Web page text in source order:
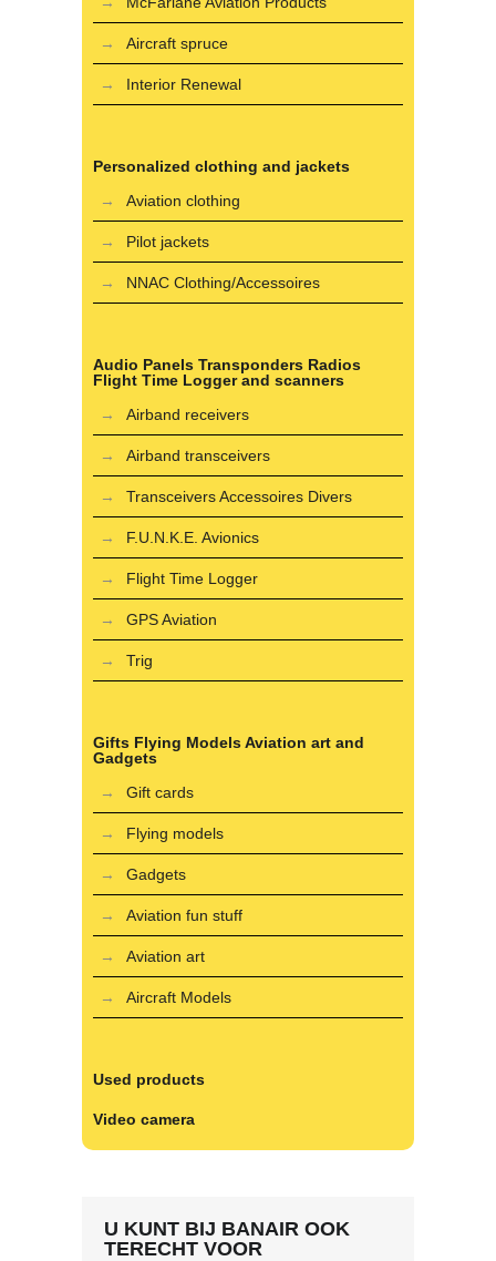
Aircraft spruce
Interior Renewal
Personalized clothing and jackets
Aviation clothing
Pilot jackets
NNAC Clothing/Accessoires
Audio Panels Transponders Radios
Flight Time Logger and scanners
Airband receivers
Airband transceivers
Transceivers Accessoires Divers
F.U.N.K.E. Avionics
Flight Time Logger
GPS Aviation
Trig
Gifts Flying Models Aviation art and
Gadgets
Gift cards
Flying models
Gadgets
Aviation fun stuff
Aviation art
Aircraft Models
Used products
Video camera
U KUNT BIJ BANAIR OOK
TERECHT VOOR